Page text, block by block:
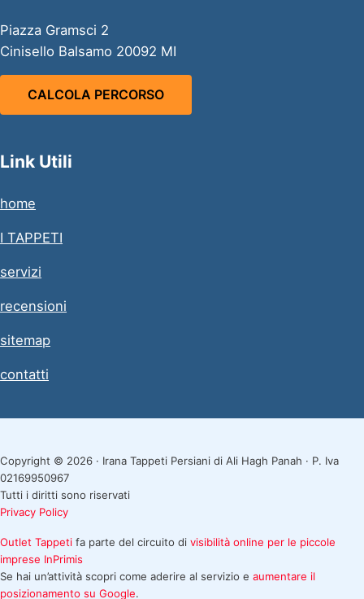
Piazza Gramsci 2
Cinisello Balsamo 20092 MI
CALCOLA PERCORSO
Link Utili
home
I TAPPETI
servizi
recensioni
sitemap
contatti
Copyright © 2026 · Irana Tappeti Persiani di Ali Hagh Panah · P. Iva
02169950967
Tutti i diritti sono riservati
Privacy Policy
Outlet Tappeti fa parte del circuito divisibilità online per le piccole
imprese InPrimis
Se hai un’attività scopri come aderire al servizio eaumentare il
posizionamento su Google.